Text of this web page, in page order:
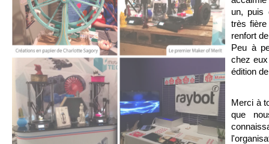
un, puis
très
renfort
Peu à
chez
édition
Merci à
que